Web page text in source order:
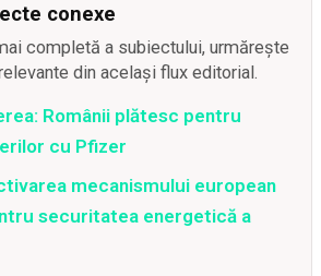
conexe
completă a subiectului, urmărește
din același flux editorial.
Românii plătesc pentru
cu Pfizer
mecanismului european
securitatea energetică a